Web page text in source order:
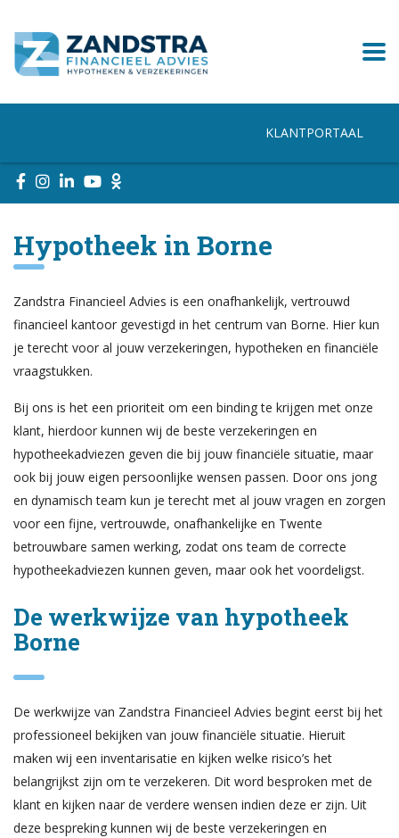
KLANTPORTAAL
Hypotheek in Borne
Zandstra Financieel Advies is een onafhankelijk, vertrouwd
financieel kantoor gevestigd in het centrum van Borne. Hier kun
je terecht voor al jouw verzekeringen, hypotheken en financiële
vraagstukken.
Bij ons is het een prioriteit om een binding te krijgen met onze
klant, hierdoor kunnen wij de beste verzekeringen en
hypotheekadviezen geven die bij jouw financiële situatie, maar
ook bij jouw eigen persoonlijke wensen passen. Door ons jong
en dynamisch team kun je terecht met al jouw vragen en zorgen
voor een fijne, vertrouwde, onafhankelijke en Twente
betrouwbare samen werking, zodat ons team de correcte
hypotheekadviezen kunnen geven, maar ook het voordeligst.
De werkwijze van hypotheek
Borne
De werkwijze van Zandstra Financieel Advies begint eerst bij het
professioneel bekijken van jouw financiële situatie. Hieruit
maken wij een inventarisatie en kijken welke risico’s het
belangrijkst zijn om te verzekeren. Dit word besproken met de
klant en kijken naar de verdere wensen indien deze er zijn. Uit
deze bespreking kunnen wij de beste verzekeringen en